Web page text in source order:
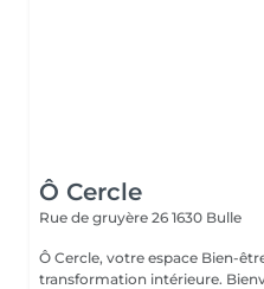
Ô Cercle
Rue de gruyère 26 1630 Bulle
Ô Cercle, votre espace Bien-
transformation intérieure. Bienvenue chez Ô Cercle, un lieu rare